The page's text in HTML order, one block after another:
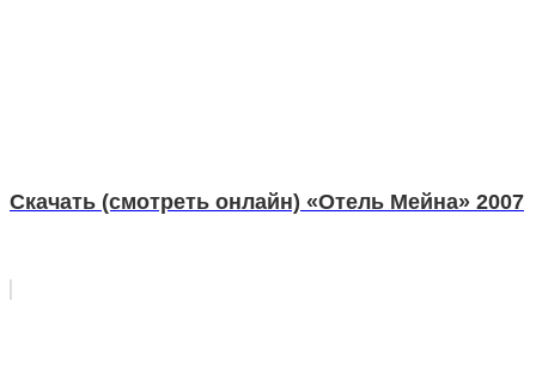
Скачать (смотреть онлайн) «Отель Мейна» 2007